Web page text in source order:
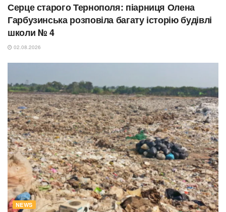
Серце старого Тернополя: піарниця Олена
Гарбузинська розповіла багату історію будівлі
школи № 4
02.08.2026
NEWS